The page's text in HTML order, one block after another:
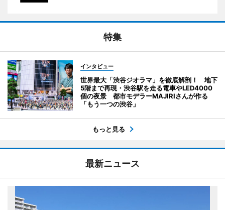
特集
インタビュー
世界最大「渋谷ジオラマ」を徹底解剖！ 地下
5階まで再現・渋谷駅を走る電車やLED4000
個の夜景 都市モデラーMAJIRIさんが作る
「もう一つの渋谷」
もっと見る
最新ニュース